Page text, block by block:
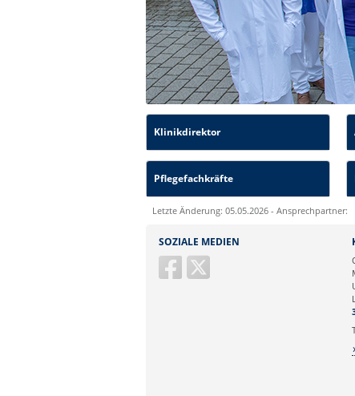
Klinikdirektor
Pflegefachkräfte
Letzte Änderung: 05.05.2026 - Ansprechpartner:
Ihre E-Mailadresse:
SOZIALE MEDIEN